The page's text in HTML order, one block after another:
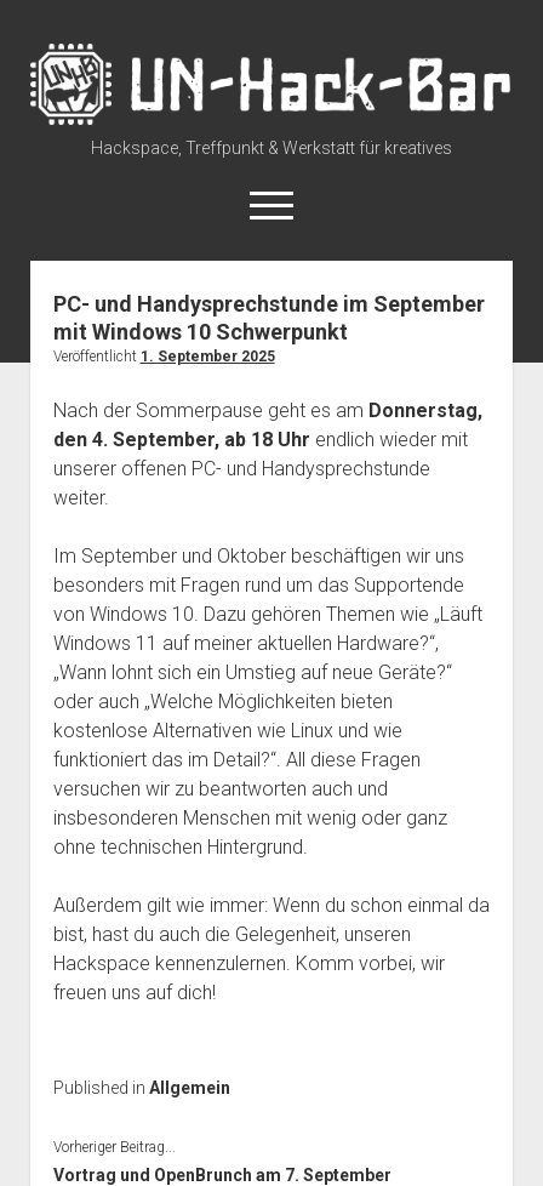
UN-
Hack-
Bar
Hackspace, Treffpunkt & Werkstatt für kreatives
open
menu
rss discuss@lists.unhb.de
githubmastodon
Willkommen
menu
Space Status – Offen/Geschlossen
Anreise zum Space
Über die UN-Hack-Bar
open
dropdown
menu
dropdown
Telefon
Dienste und Datenschutz
open
dropdown
menu
Webservices
Datenschutzerklärung und Verfügbarkeit der Dienste
Der Verein
open
dropdown
Satzung
Beitragsordnung
(Förder)Mitglied werden
Spenden
Impressum
PC- und Handysprechstunde im September
mit Windows 10 Schwerpunkt
Veröffentlicht 1. September 2025
Nach der Sommerpause geht es am Donnerstag,
den 4. September, ab 18 Uhr endlich wieder mit
unserer offenen PC- und Handysprechstunde
weiter.
Im September und Oktober beschäftigen wir uns
besonders mit Fragen rund um das Supportende
von Windows 10. Dazu gehören Themen wie „Läuft
Windows 11 auf meiner aktuellen Hardware?“,
„Wann lohnt sich ein Umstieg auf neue Geräte?“
oder auch „Welche Möglichkeiten bieten
kostenlose Alternativen wie Linux und wie
funktioniert das im Detail?“. All diese Fragen
versuchen wir zu beantworten auch und
insbesonderen Menschen mit wenig oder ganz
ohne technischen Hintergrund.
Außerdem gilt wie immer: Wenn du schon einmal da
bist, hast du auch die Gelegenheit, unseren
Hackspace kennenzulernen. Komm vorbei, wir
freuen uns auf dich!
Published in Allgemein
Vorheriger Beitrag...
Vortrag und OpenBrunch am 7. September